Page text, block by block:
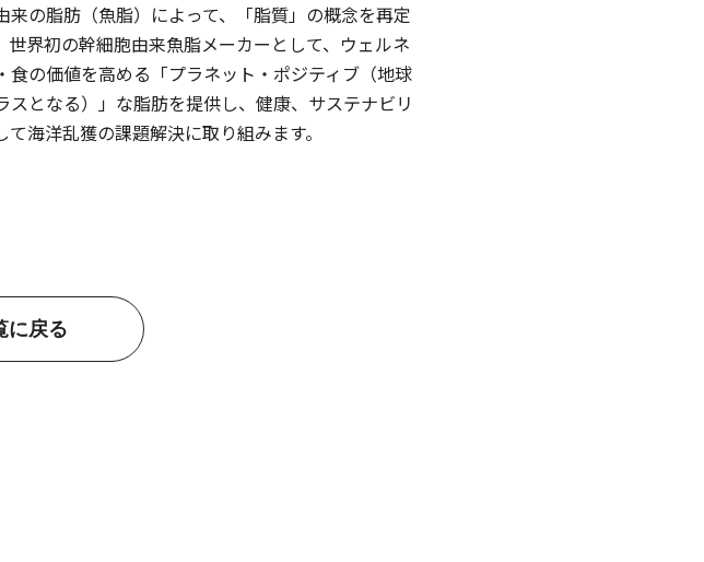
来の脂肪（魚脂）によって、「脂質」の概念を再定
世界初の幹細胞由来魚脂メーカーとして、ウェルネ
食の価値を高める「プラネット・ポジティブ（地球
スとなる）」な脂肪を提供し、健康、サステナビリ
て海洋乱獲の課題解決に取り組みます。
に戻る